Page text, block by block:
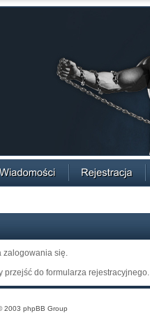
zalogowania się.
przejść do formularza rejestracyjnego.
2003 phpBB Group